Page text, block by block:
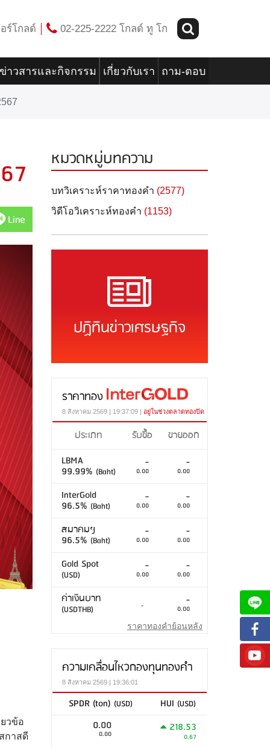
ร์โกลด์ 02-225-2222 โกลด์ ทู โก
าวสารและกิจกรรม เกี่ยวกับเรา ถาม-ตอบ
Line
วข้อ
กาสดี
หมวดหมู่บทความ
บทวิเคราะห์ราคาทองคำ (2577)
วิดีโอวิเคราะห์ทองคำ (1153)
ปฏิทินข่าวเศรษฐกิจ
ราคาทอง
8 สิงหาคม 2569 | 19:37:09 | อยู่ในช่วงตลาดทองปิด
ประเภท รับซื้อ
ขายออก
LBMA
99.99% (Baht)
-
0.00
-
0.00
InterGold
96.5% (Baht)
-
0.00
-
0.00
สมาคมฯ
96.5% (Baht)
-
0.00
-
0.00
Gold Spot
(USD)
-
0.00
-
0.00
ค่าเงินบาท
(USDTHB) - -
0.00
ราคาทองคำย้อนหลัง
ความเคลื่อนไหวกองทุนทองคำ
8 สิงหาคม 2569 | 19:36:01
SPDR (ton) (USD) HUI (USD)
0.00
0.00 218.53
0.67